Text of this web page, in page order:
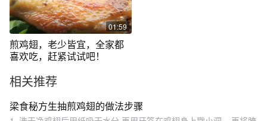
01:59
煎鸡翅，老少皆宜，全家都
喜欢吃，赶紧试试吧！
相关推荐
梁食秘方生抽煎鸡翅的做法步骤